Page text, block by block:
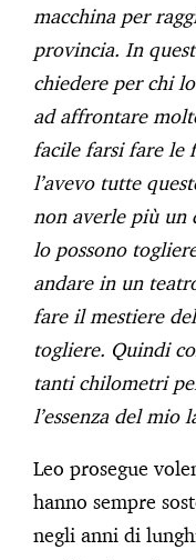
macchina per
provincia. In
chiedere per chi
ad affrontare
facile farsi fare le
l’avevo tutte
non averle più un
lo possono
andare in un
fare il mestiere
togliere. Quindi
tanti chilometri
l’essenza del mio
Leo prosegue
hanno sempre
negli anni di